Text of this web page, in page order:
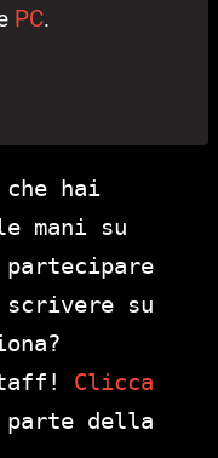
PC.
hai
mani su
su
Clicca
della